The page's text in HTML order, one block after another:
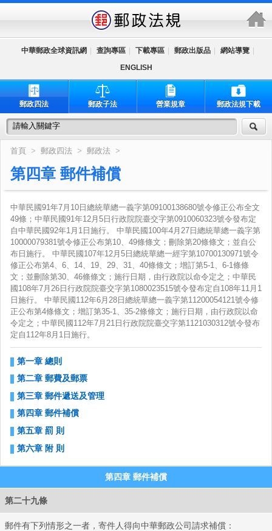
中華
中華郵政全球資訊網 查詢專區 下載專區 郵政出版品 網站導覽
ENGLISH
郵政四法 郵政子法 營業規章 郵政法規下載
首頁 > 郵政四法 > 郵政法 >
第四章 郵件補償
中華民國91年7月10日總統華總一義字第09100138680號令修正公布全文
49條；中華民國91年12月5日行政院院臺交字第0910060323號令發布定
自中華民國92年1月1日施行。 中華民國100年4月27日總統華總一義字第
10000079381號令修正公布第10、49條條文；刪除第20條條文；並自公
布日施行。 中華民國107年12月5日總統華總一經字第10700130971號令
修正公布第4、6、14、19、29、31、40條條文；增訂第5-1、6-1條條
文；並刪除第30、46條條文；施行日期，由行政院以命令定之；中華民
國108年7月26日行政院院臺交字第1080023515號令發布定自108年11月1
日施行。 中華民國112年6月28日總統華總一義字第11200054121號令修
正公布第4條條文；增訂第35-1、35-2條條文；施行日期，由行政院以命
令定之；中華民國112年7月21日行政院院臺交字第1121030312號令發布
定自112年8月1日施行。
第一章 總則
第二章 郵費及郵票
第三章 郵件遞送及管理
第四章 郵件補償
第五章 罰 則
第六章 附 則
第四章 郵件補償
第二十九條
郵件有下列情形之一者，寄件人得向中華郵政公司請求補償：